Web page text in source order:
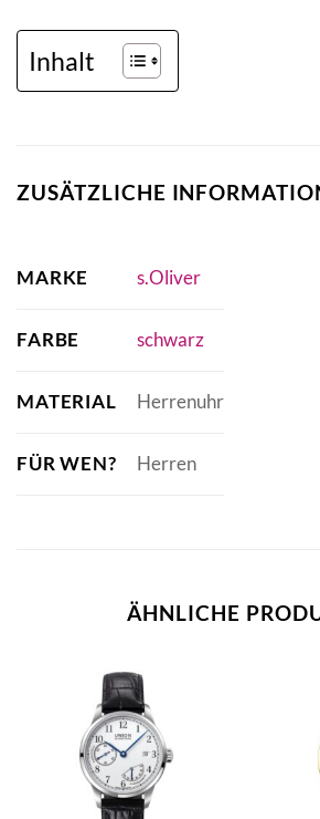
Inhalt
ZUSÄTZLICHE
MARKE s.Oliver
FARBE schwarz
MATERIAL Herrenuhr
FÜR WEN? Herren
ÄHNLICHE